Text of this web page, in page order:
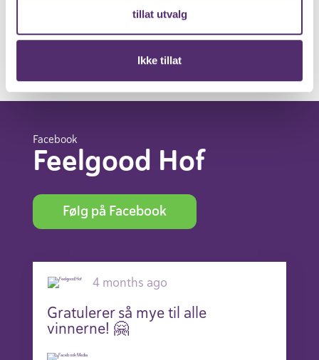
tillat utvalg
Ikke tillat
924 04 207
Facebook
Feelgood Hof
Følg på Facebook
4 months ago
Gratulerer så mye til alle
vinnerne! 🤗